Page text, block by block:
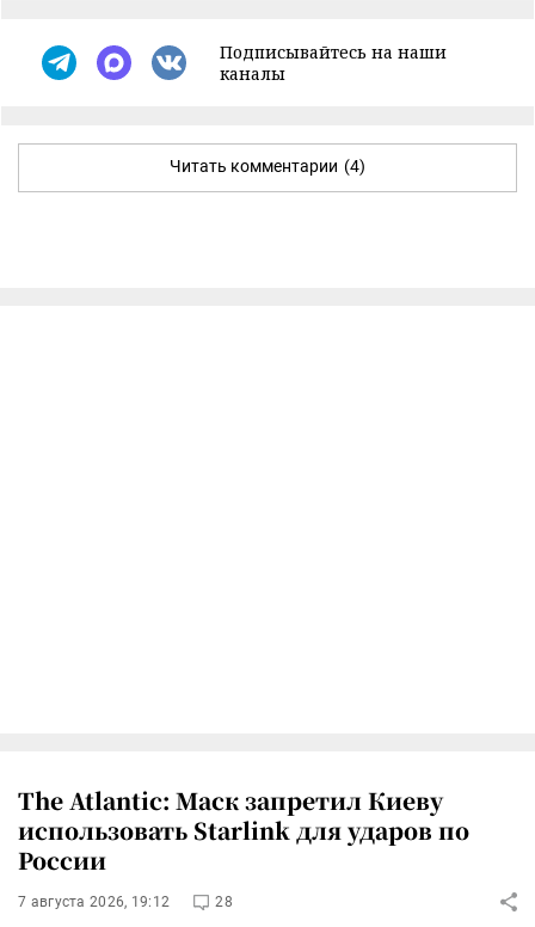
Подписывайтесь на наши
каналы
Читать комментарии (4)
The Atlantic: Маск запретил Киеву
использовать Starlink для ударов по
России
7 августа 2026, 19:12 28